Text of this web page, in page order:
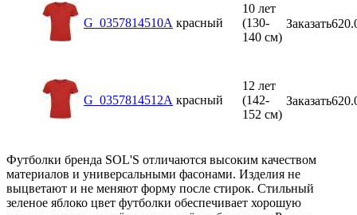
G_0357814510A красный
10 лет
(130-
140 см)
Заказать
G_0357814512A красный
12 лет
(142-
152 см)
Заказать
Футболки бренда SOL'S отличаются высоким качеством
материалов и универсальными фасонами. Изделия не
выцветают и не меняют форму после стирок. Стильный
зеленое яблоко цвет футболки обеспечивает хорошую